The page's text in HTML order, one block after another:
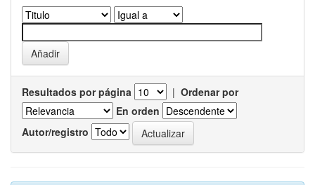
Resultados por página | Ordenar por
En orden
Autor/registro